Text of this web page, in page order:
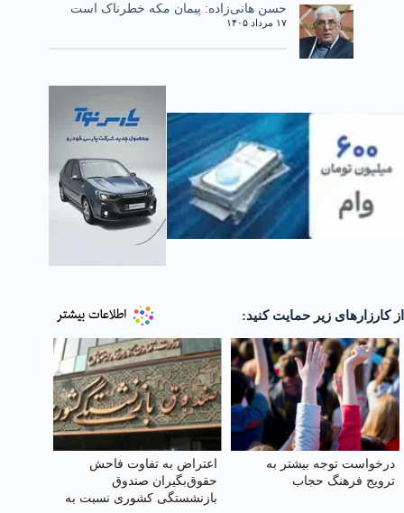
حسن هانی‌زاده: پیمان مکه خطرناک است
۱۷ مرداد ۱۴۰۵
از کارزارهای زیر حمایت کنید:
درخواست توجه بیشتر به
ترویج فرهنگ حجاب
اعتراض به تفاوت فاحش
حقوق‌بگیران صندوق
بازنشستگی کشوری نسبت به